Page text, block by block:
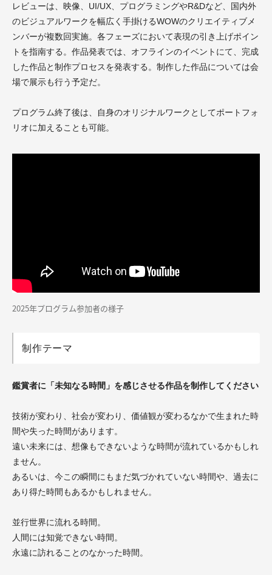
レビューは、映像、UI/UX、プログラミングやR&Dなど、国内外
のビジュアルワークを幅広く手掛けるWOWのクリエイティブメ
ンバーが複数回実施。各フェーズにおいて表現の引き上げポイン
トを指南する。作品発表では、オフラインのイベントにて、完成
した作品と制作プロセスを発表する。制作した作品については会
場で展示も行う予定だ。
プログラム終了後は、自身のオリジナルワークとしてポートフォ
リオに加えることも可能。
2025年プログラム参加者の様子
制作テーマ
鑑賞者に「未知なる時間」を感じさせる作品を制作してください
技術が変わり、社会が変わり、価値観が変わるなかで生まれた時
間や失った時間があります。
遠い未来には、想像もできないような時間が流れているかもしれ
ません。
あるいは、今この瞬間にもまだ気づかれていない時間や、過去に
あり得た時間もあるかもしれません。
並行世界に流れる時間。
人間には知覚できない時間。
永遠に訪れることのなかった時間。